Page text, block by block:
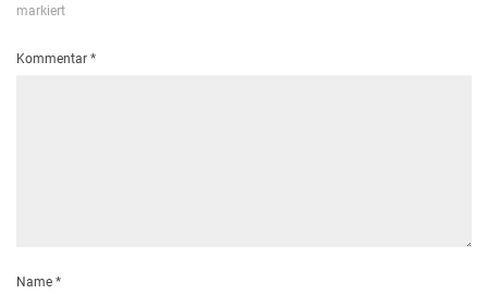
markiert
Kommentar *
Name *